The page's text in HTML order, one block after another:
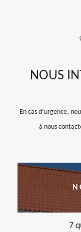
NOUS
En cas d’urgence,
à nous
7